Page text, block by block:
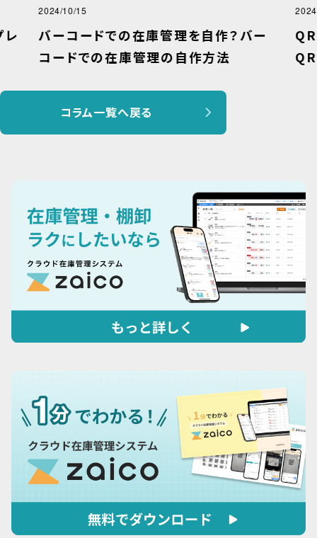
レ
2024/10/15
バーコードでの在庫管理を自作？バー
コードでの在庫管理の自作方法
コラム一覧へ戻る